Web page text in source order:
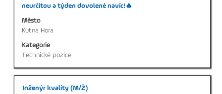
neurčitou a týden dovolené navíc!🔥
Město
Kutná Hora
Kategorie
Technické pozice
mezerníkem
zobrazení
veškerých
o
profesi.
Titul
Inženýr kvality (M/Ž)
Vyberte